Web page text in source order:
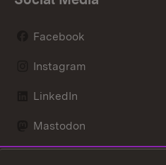
Facebook
Instagram
LinkedIn
Mastodon